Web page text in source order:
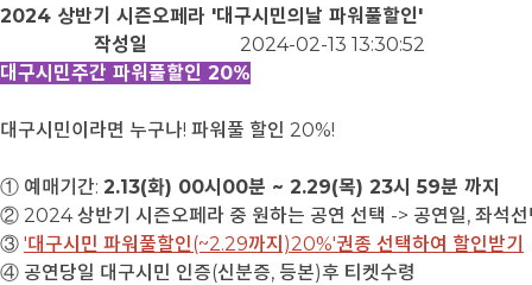
​​​​​​​2024 상반기 시즌오페라 '대구시민의날 파워풀할인'
작성일
2024-02-13 13:30:52
대구시민주간 파워풀할인 20%
대구시민이라면 누구나! 파워풀 할인 20%!
① 예매기간: 2.13(화) 00시00분 ~ 2.29(목) 23시 59분 까지
② 2024 상반기 시즌오페라 중 원하는 공연 선택 -> 공연일, 좌석선
③ '대구시민 파워풀할인(~2.29까지)20%'권종 선택하여 할인받기
④ 공연당일 대구시민 인증(신분증, 등본)후 티켓수령